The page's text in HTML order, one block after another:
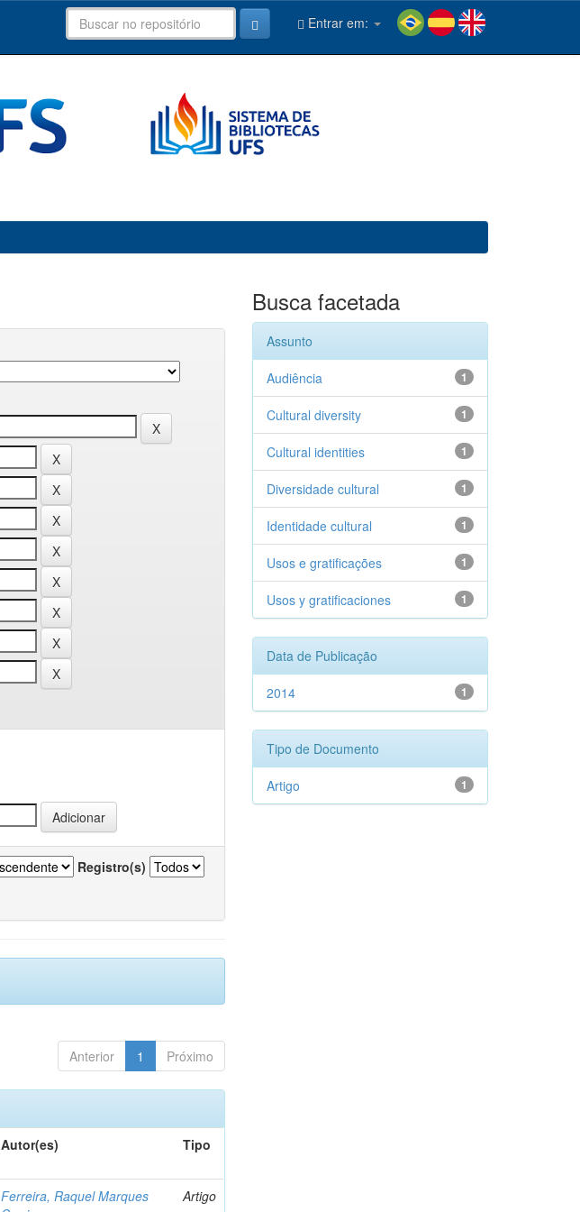
Entrar em:
Registro(s)
Anterior 1 Próximo
Autor(es) Tipo
Ferreira, Raquel Marques
Artigo
Busca facetada
Assunto
1
Audiência
1
Cultural diversity
1
Cultural identities
1
Diversidade cultural
1
Identidade cultural
1
Usos e gratificações
1
Usos y gratificaciones
Data de Publicação
1
2014
Tipo de Documento
1
Artigo